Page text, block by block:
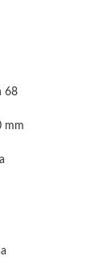
68
mm